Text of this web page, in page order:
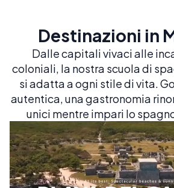
Destinazioni in
Dalle capitali vivaci alle
coloniali, la nostra scuola di
si adatta a ogni stile di vita.
autentica, una gastronomia
unici mentre impari lo